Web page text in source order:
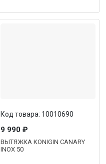
ВЫТЯЖКА KONIGIN CANARY
INOX 50
Код товара: 10010690
9 990 ₽